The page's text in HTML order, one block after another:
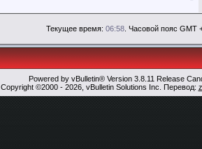
Текущее время: 06:58 . Часовой пояс GMT
Powered by vBulletin® Version 3.8.11 Release
Copyright ©2000 - 2026, vBulletin Solutions Inc. Перевод: